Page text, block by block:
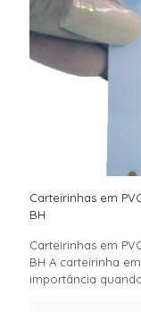
Carteirinhas em
BH
Carteirinhas em
BH A carteirinha
importância